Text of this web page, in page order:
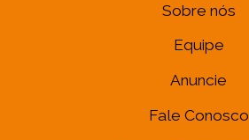
Sobre nós
Equipe
Anuncie
Fale Conosco